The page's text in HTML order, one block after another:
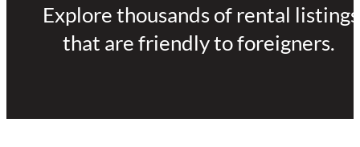
Explore thousands of rental listings
that are friendly to foreigners.